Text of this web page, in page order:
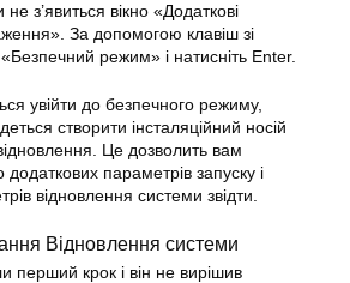
з’явиться вікно «Додаткові
За допомогою клавіш зі
режим» і натисніть Enter.
увійти до безпечного режиму,
створити інсталяційний носій
Це дозволить вам
параметрів запуску і
відновлення системи звідти.
Відновлення системи
перший крок і він не вирішив